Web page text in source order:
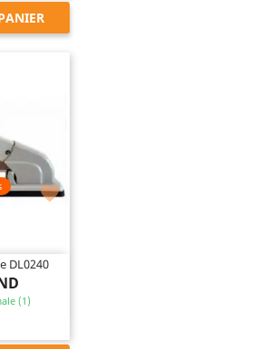

DL0240
(1)